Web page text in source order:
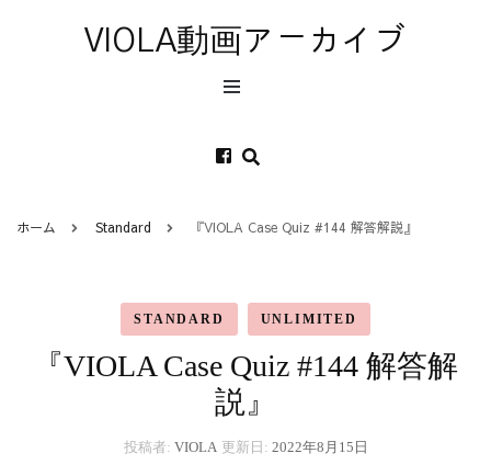
VIOLA動画アーカイブ
ホーム Standard 『VIOLA Case Quiz #144 解答解説』
STANDARD UNLIMITED
『VIOLA Case Quiz #144 解答解
説』
投稿者: VIOLA 更新日: 2022年8月15日